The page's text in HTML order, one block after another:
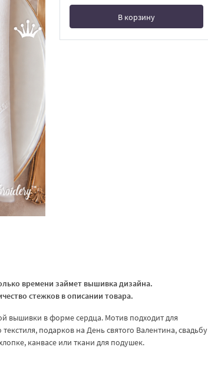
В корзину
В корзине
времени займет вышивка дизайна.
стежков в описании товара.
вышивки в форме сердца. Мотив подходит для
подарков на День святого Валентина, свадьбу
канвасе или ткани для подушек.